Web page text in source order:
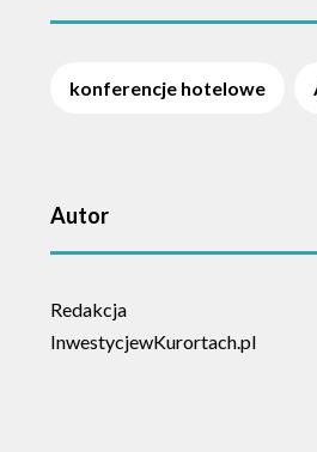
konferencje hotelowe
Autor
Redakcja
InwestycjewKurortach.pl